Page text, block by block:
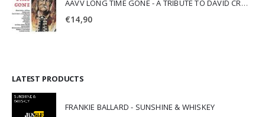
AAVV LONG TIME GONE - A TRIBUTE TO DAVID CROSBY
€14,90
LATEST PRODUCTS
FRANKIE BALLARD - SUNSHINE & WHISKEY